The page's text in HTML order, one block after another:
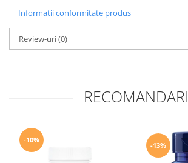
Informatii conformitate produs
Review-uri(0)
RECOMANDARI
-10%
-13%